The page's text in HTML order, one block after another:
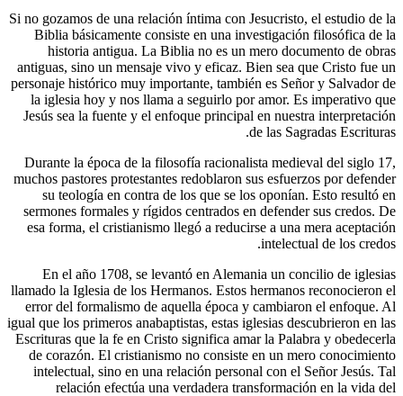
Si no gozamos de una relación íntima con
Biblia básicamente consiste en una
historia antigua. La Biblia no es un
antiguas, sino un mensaje vivo y eficaz.
personaje histórico muy importante,
la iglesia hoy y nos llama a seguirlo
Jesús sea la fuente y el enfoque
Durante la época de la filosofía
muchos pastores protestantes redoblaron
su teología en contra de los que se
sermones formales y rígidos centrados
esa forma, el cristianismo llegó a
En el año 1708, se levantó en
llamado la Iglesia de los Hermanos. Estos
error del formalismo de aquella época y
igual que los primeros anabaptistas, estas
Escrituras que la fe en Cristo significa
de corazón. El cristianismo no consiste
intelectual, sino en una relación
relación efectúa una verdadera